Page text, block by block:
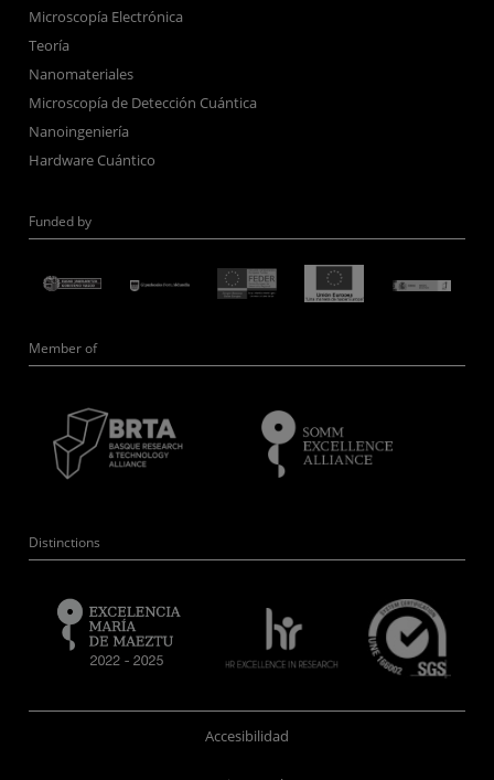
Microscopía Electrónica
Teoría
Nanomateriales
Microscopía de Detección Cuántica
Nanoingeniería
Hardware Cuántico
Funded by
Member of
Distinctions
Accesibilidad